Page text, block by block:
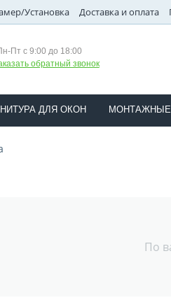
Установка Доставка и оплата
Пт с 9:00 до 18:00
обратный звонок
ДЛЯ ОКОН
По